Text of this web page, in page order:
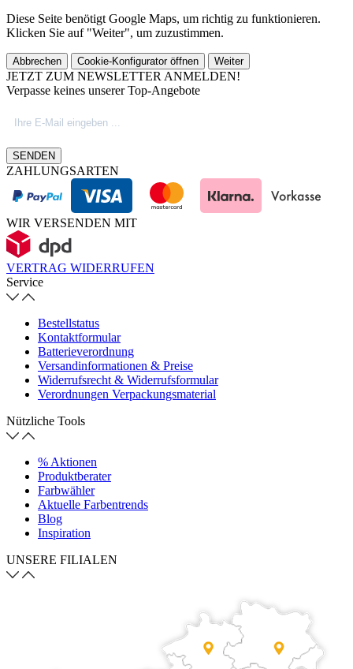
Diese Seite benötigt Google Maps, um richtig zu funktionieren.
Klicken Sie auf "Weiter", um zuzustimmen.
Abbrechen Cookie-Konfigurator öffnen Weiter
JETZT ZUM NEWSLETTER ANMELDEN!
Verpasse keines unserer Top-Angebote
SENDEN
ZAHLUNGSARTEN
WIR VERSENDEN MIT
VERTRAG WIDERRUFEN
Service
Bestellstatus
Kontaktformular
Batterieverordnung
Versandinformationen & Preise
Widerrufsrecht & Widerrufsformular
Verordnungen Verpackungsmaterial
Nützliche Tools
% Aktionen
Produktberater
Farbwähler
Aktuelle Farbentrends
Blog
Inspiration
UNSERE FILIALEN